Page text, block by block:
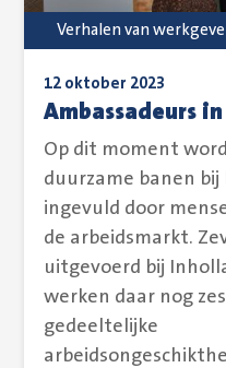
Ambassadeurs
12 oktober 2023
Op dit moment
duurzame banen
ingevuld door
de arbeidsmarkt.
uitgevoerd bij
werken daar nog
gedeeltelijke
Verhalen van